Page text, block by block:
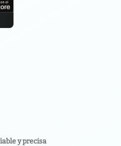
y precisa